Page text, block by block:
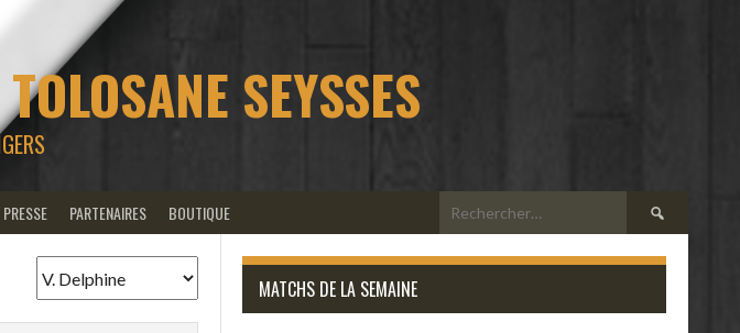
SEYSSES
PRESSE PARTENAIRES BOUTIQUE Rechercher :
MATCHS DE LA SEMAINE